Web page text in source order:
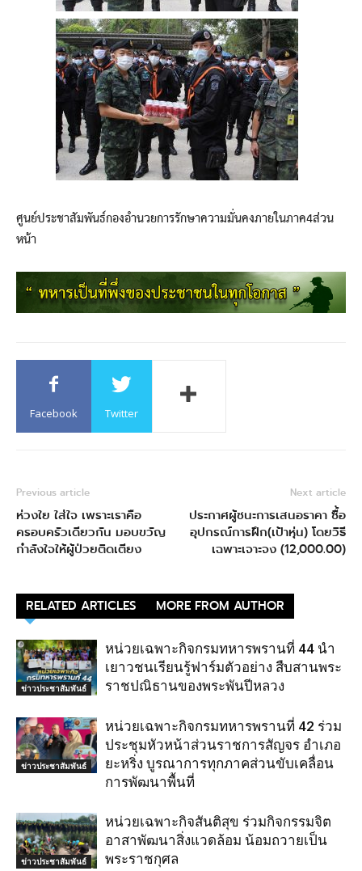
ศูนย์ประชาสัมพันธ์กองอำนวยการรักษาความมั่นคงภายในภาค4ส่วน
หน้า
Facebook Twitter
Previous article
ห่วงใย ใส่ใจ เพราะเราคือ
ครอบครัวเดียวกัน มอบขวัญ
กำลังใจให้ผู้ป่วยติดเตียง
Next article
ประกาศผู้ชนะการเสนอราคา ซื้อ
อุปกรณ์การฝึก(เป้าหุ่น) โดยวิธี
เฉพาะเจาะจง (12,000.00)
RELATED ARTICLES MORE FROM AUTHOR
ข่าวประชาสัมพันธ์
หน่วยเฉพาะกิจกรมทหารพรานที่ 44 นำ
เยาวชนเรียนรู้ฟาร์มตัวอย่าง สืบสานพระ
ราชปณิธานของพระพันปีหลวง
ข่าวประชาสัมพันธ์
หน่วยเฉพาะกิจกรมทหารพรานที่ 42 ร่วม
ประชุมหัวหน้าส่วนราชการสัญจร อำเภอ
ยะหริ่ง บูรณาการทุกภาคส่วนขับเคลื่อน
การพัฒนาพื้นที่
ข่าวประชาสัมพันธ์
หน่วยเฉพาะกิจสันติสุข ร่วมกิจกรรมจิต
อาสาพัฒนาสิ่งแวดล้อม น้อมถวายเป็น
พระราชกุศล